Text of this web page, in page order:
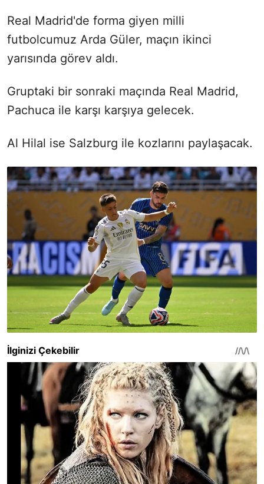
Real Madrid'de forma giyen milli
futbolcumuz Arda Güler, maçın ikinci
yarısında görev aldı.
Gruptaki bir sonraki maçında Real Madrid,
Pachuca ile karşı karşıya gelecek.
Al Hilal ise Salzburg ile kozlarını paylaşacak.